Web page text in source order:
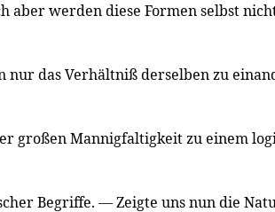
aber werden diese Formen selbst
nur das Verhältniß derselben zu
großen Mannigfaltigkeit zu einem
Begriffe. — Zeigte uns nun die